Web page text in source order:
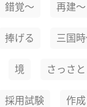
錯覚～ 再建～
捧げる 三国
境 さっさと
採用試験 作成